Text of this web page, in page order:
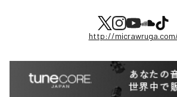
http://